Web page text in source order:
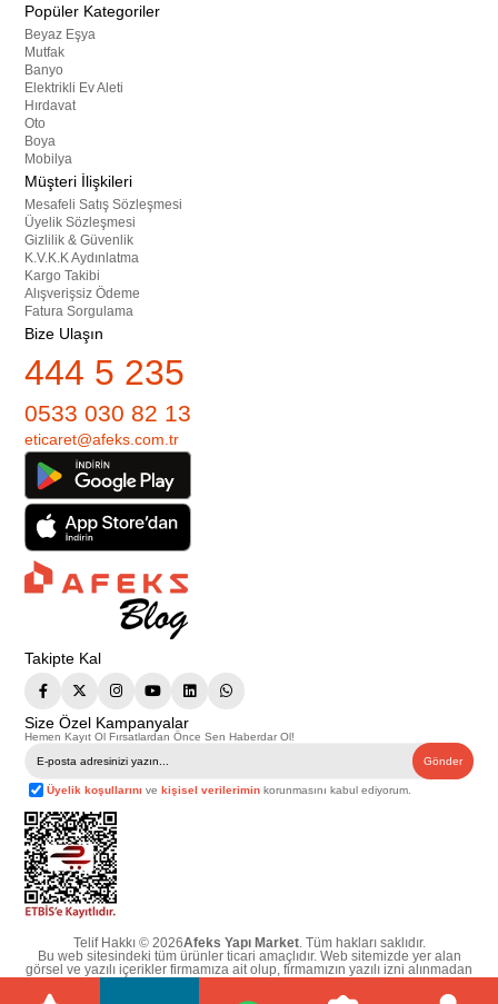
Popüler Kategoriler
Beyaz Eşya
Mutfak
Banyo
Elektrikli Ev Aleti
Hırdavat
Oto
Boya
Mobilya
Müşteri İlişkileri
Mesafeli Satış Sözleşmesi
Üyelik Sözleşmesi
Gizlilik & Güvenlik
K.V.K.K Aydınlatma
Kargo Takibi
Alışverişsiz Ödeme
Fatura Sorgulama
Bize Ulaşın
444 5 235
0533 030 82 13
eticaret@afeks.com.tr
Takipte Kal
Size Özel Kampanyalar
Hemen Kayıt Ol Fırsatlardan Önce Sen Haberdar Ol!
Gönder
Üyelik koşullarını vekişisel verilerimin korunmasını kabul ediyorum.
Telif Hakkı © 2026Afeks Yapı Market. Tüm hakları saklıdır.
Bu web sitesindeki tüm ürünler ticari amaçlıdır. Web sitemizde yer alan
görsel ve yazılı içerikler firmamıza ait olup, firmamızın yazılı izni alınmadan
hiçbir yazılı/görsel içerik, logo, kopyalanamaz, kaynak gösterilemez ve
başka yerlerde kullanılamaz. İçeriklerin izin alınmadan kopyalanması ve